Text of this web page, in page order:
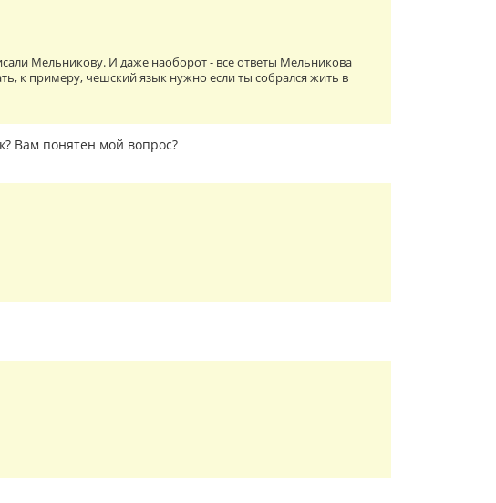
Мельникову. И даже наоборот - все ответы Мельникова
к примеру, чешский язык нужно если ты собрался жить в
Вам понятен мой вопрос?